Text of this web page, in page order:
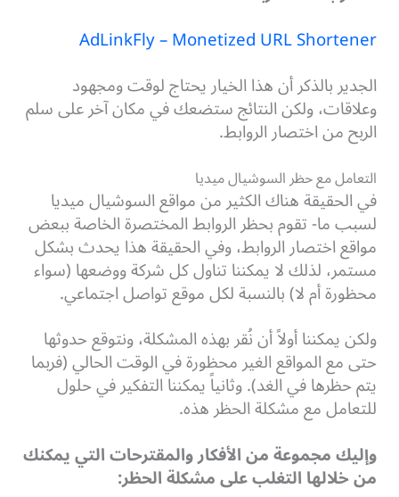
AdLinkFly – Monetized URL Shortener
الجدير بالذكر أن هذا الخيار يحتاج لوقت ومجهود
وعلاقات، ولكن النتائج ستضعك في مكان آخر على سلم
الربح من اختصار الروابط.
التعامل مع حظر السوشيال ميديا
في الحقيقة هناك الكثير من مواقع السوشيال ميديا
لسبب ما- تقوم بحظر الروابط المختصرة الخاصة ببعض
مواقع اختصار الروابط، وفي الحقيقة هذا يحدث بشكل
مستمر، لذلك لا يمكننا تناول كل شركة ووضعها (سواء
محظورة أم لا) بالنسبة لكل موقع تواصل اجتماعي.
ولكن يمكننا أولاً أن نُقر بهذه المشكلة، ونتوقع حدوثها
حتى مع المواقع الغير محظورة في الوقت الحالي (فربما
يتم حظرها في الغد).وثانياً يمكننا التفكير في حلول
للتعامل مع مشكلة الحظر هذه.
وإليك مجموعة من الأفكار والمقترحات التي يمكنك
من خلالها التغلب على مشكلة الحظر: